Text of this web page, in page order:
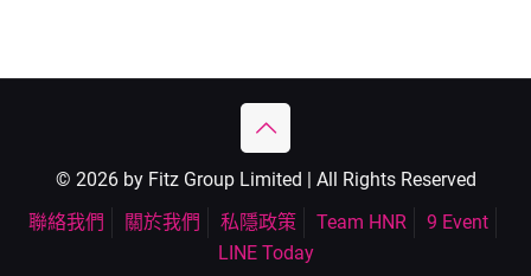
© 2026 by Fitz Group Limited | All Rights Reserved
聯絡我們
關於我們 私隱政策 Team HNR
9 Event
LINE Today